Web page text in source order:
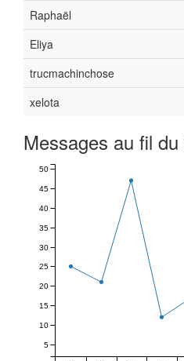
Raphaël
Eliya
trucmachinchose
xelota
Messages au fil
5
10
15
20
25
30
35
40
45
50